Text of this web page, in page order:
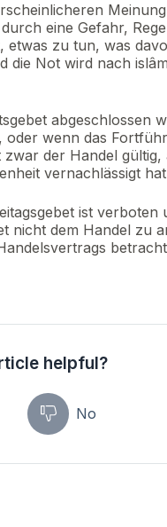
eine Gefahr,
zu tun, was
die Not wird nach
abgeschlossen
wenn das
der Handel gültig,
vernachlässigt
ist verboten
nicht dem Handel zu
helpful?
No